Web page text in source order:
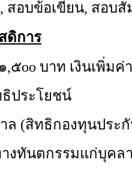
สอบข้อเขียน, สอบ
ดิการ
,๕oo บาท เงินเพิ่ม
ประโยชน์
ล (สิทธิกองทุนประ
งทันตกรรมแก่บุคล